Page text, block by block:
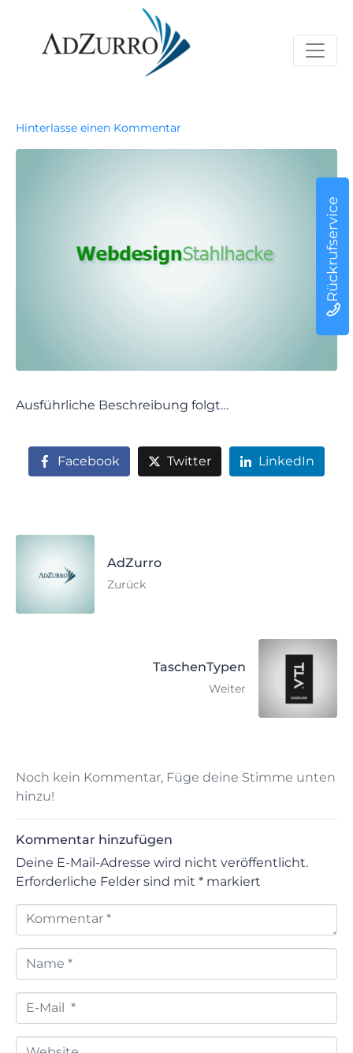
Hinterlasse einen Kommentar
Ausführliche Beschreibung folgt…
Facebook Twitter LinkedIn
AdZurro
Zurück
TaschenTypen
Weiter
Noch kein Kommentar, Füge deine Stimme unten
hinzu!
Kommentar hinzufügen
Deine E-Mail-Adresse wird nicht veröffentlicht.
Erforderliche Felder sind mit * markiert
Kommentar *
Name *
E-Mail *
Website
Rückrufservice